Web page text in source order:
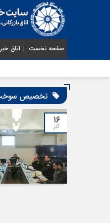
صفحه نخست اتاق خبر
تخصیص
۱۶
آذر